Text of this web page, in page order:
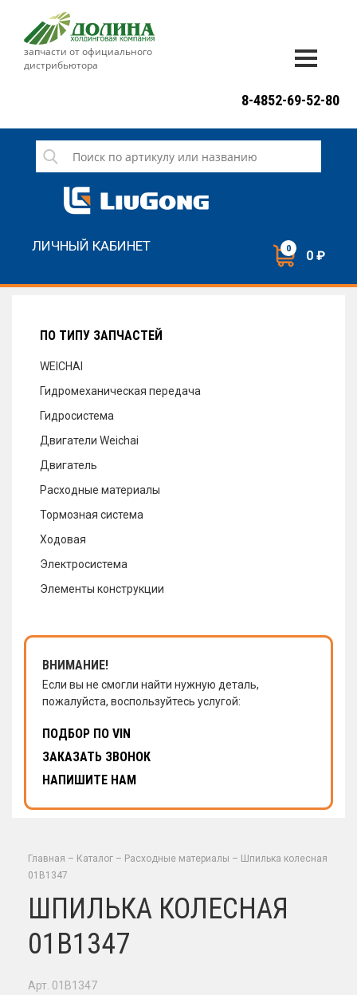
запчасти от официального
дистрибьютора
СЕРВИС
НОВОСТИ
8-4852-69-52-80
ЛИЧНЫЙ КАБИНЕТ 0 0 ₽
ПО ТИПУ ЗАПЧАСТЕЙ
WEICHAI
Гидромеханическая передача
Гидросистема
Двигатели Weichai
Двигатель
Расходные материалы
Тормозная система
Ходовая
Электросистема
Элементы конструкции
ВНИМАНИЕ!
Если вы не смогли найти нужную деталь,
пожалуйста, воспользуйтесь услугой:
ПОДБОР ПО VIN
ЗАКАЗАТЬ ЗВОНОК
НАПИШИТЕ НАМ
Главная – Каталог – Расходные материалы – Шпилька колесная
01B1347
ШПИЛЬКА КОЛЕСНАЯ
01B1347
Арт. 01B1347